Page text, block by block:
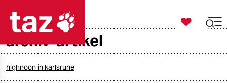

taz zahl ich
archiv-artikel
highnoon in karlsruhe